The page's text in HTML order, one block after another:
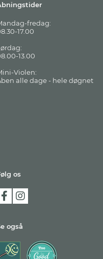
fredag:
17.00
13.00
Violen:
alle dage - hele døgnet
os
også